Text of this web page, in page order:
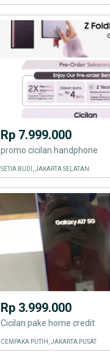
Rp 7.999.000
promo cicilan handphone
SETIA BUDI, JAKARTA SELATAN
Rp 3.999.000
Cicilan pake home credit
CEMPAKA PUTIH, JAKARTA PUSAT